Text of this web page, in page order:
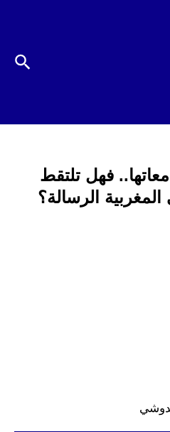
فهل تلتقط
المغربية الرسالة؟